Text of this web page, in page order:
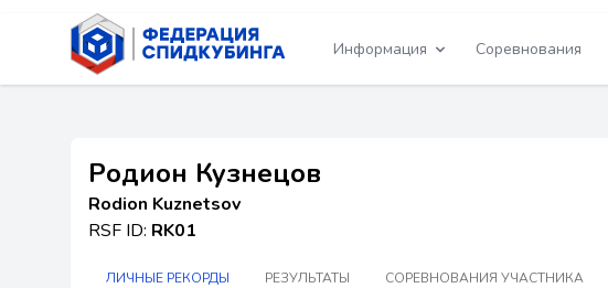
Информация Соревнования
Родион Кузнецов
Rodion Kuznetsov
RSF ID: RK01
ЛИЧНЫЕ РЕКОРДЫ РЕЗУЛЬТАТЫ СОРЕВНОВАНИЯ УЧАСТНИКА